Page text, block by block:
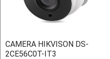
CAMERA HIKVISON DS-
2CE56C0T-IT3